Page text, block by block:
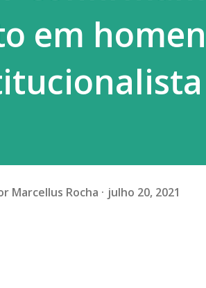
em
Marcellus Rocha julho 20, 2021